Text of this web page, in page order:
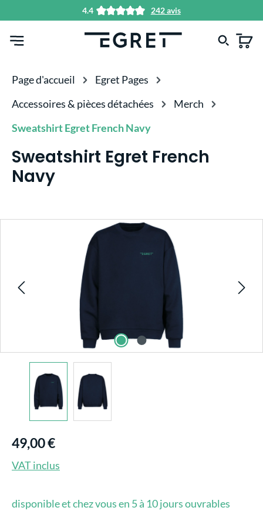
4.4 242 avis
Page d'accueil
Egret Pages
Accessoires & pièces détachées
Merch
Sweatshirt Egret French Navy
Sweatshirt Egret French
Navy
Ignorer la galerie d'images
49,00 €
VAT inclus
disponible et chez vous en 5 à 10 jours ouvrables